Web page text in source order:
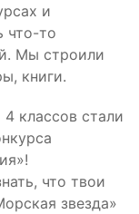
и
что-то
Мы строили
книги.
классов стали
что твои
звезда»